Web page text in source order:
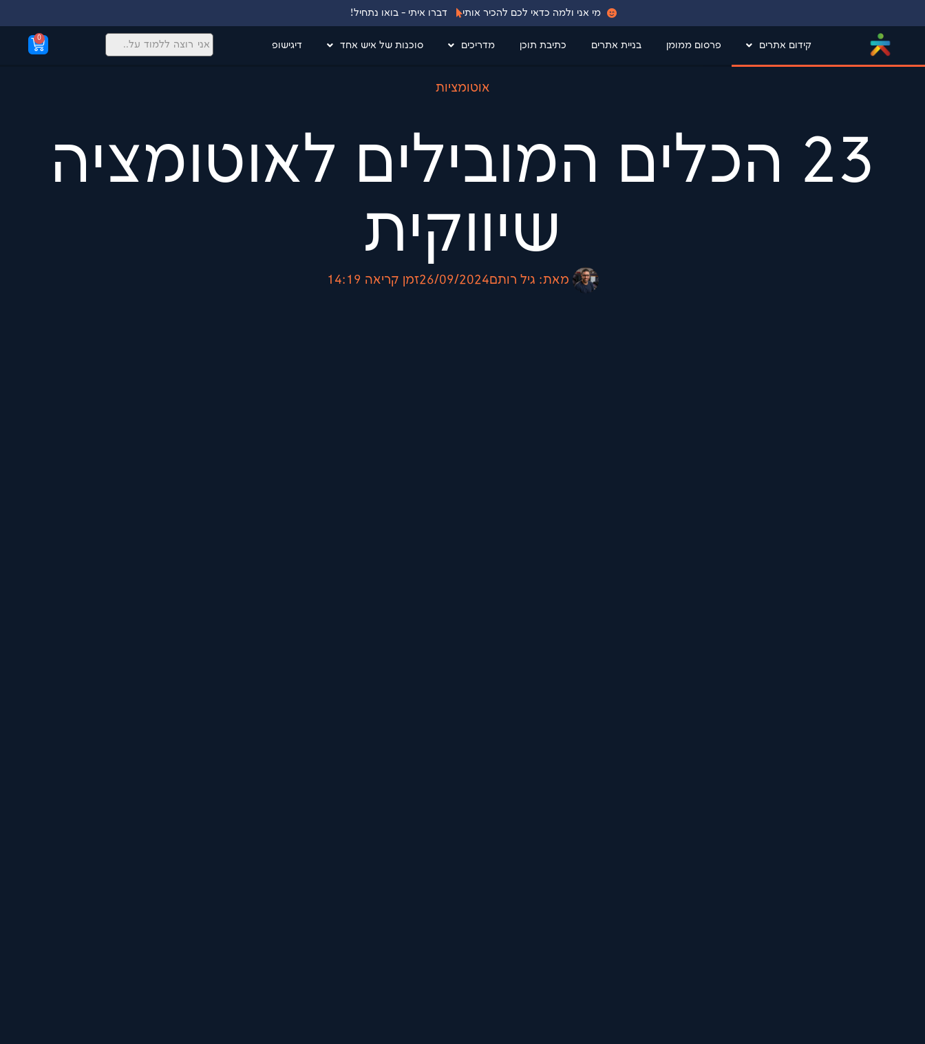
מי אני ולמה כדאי לכם להכיר אותי דברו איתי - בואו נתחיל!
קידום אתרים פרסום ממומן בניית אתרים כתיבת תוכן מדריכים סוכנות של איש אחד דיגישופ
0
אוטומציות
23 הכלים המובילים לאוטומציה
שיווקית
מאת: גיל רותם26/09/2024זמן קריאה 14:19